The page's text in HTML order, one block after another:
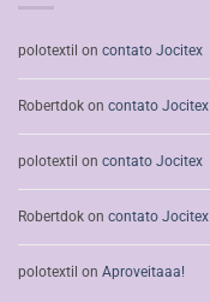
polotextil on contato Jocitex
Robertdok on contato Jocitex
polotextil on contato Jocitex
Robertdok on contato Jocitex
polotextil on Aproveitaaa!